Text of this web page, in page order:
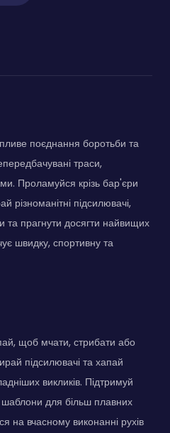
поєднання боротьби та
траси,
Проламуйся крізь бар'єри
різноманітні підсилювачі,
та прагнути досягти найвищих
швидку, спортивну та
щоб мчати, стрибати або
підсилювачі та хапай
викликів. Підтримуй
шаблони для більш плавних
на вчасному виконанні рухів